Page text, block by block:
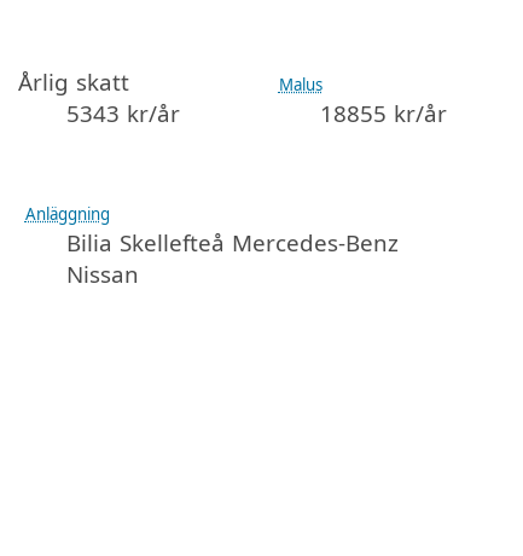
Årlig skatt
5343 kr/år
Malus
18855 kr/år
Anläggning
Bilia Skellefteå Mercedes-Benz
Nissan